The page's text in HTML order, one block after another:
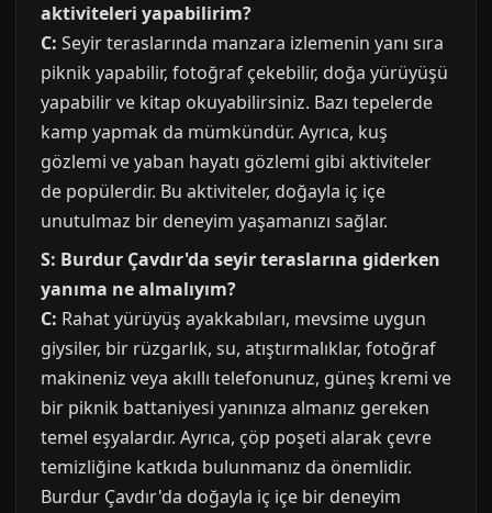
aktiviteleri yapabilirim?
C: Seyir teraslarında manzara izlemenin yanı sıra
piknik yapabilir, fotoğraf çekebilir, doğa yürüyüşü
yapabilir ve kitap okuyabilirsiniz. Bazı tepelerde
kamp yapmak da mümkündür. Ayrıca, kuş
gözlemi ve yaban hayatı gözlemi gibi aktiviteler
de popülerdir. Bu aktiviteler, doğayla iç içe
unutulmaz bir deneyim yaşamanızı sağlar.
S: Burdur Çavdır'da seyir teraslarına giderken
yanıma ne almalıyım?
C: Rahat yürüyüş ayakkabıları, mevsime uygun
giysiler, bir rüzgarlık, su, atıştırmalıklar, fotoğraf
makineniz veya akıllı telefonunuz, güneş kremi ve
bir piknik battaniyesi yanınıza almanız gereken
temel eşyalardır. Ayrıca, çöp poşeti alarak çevre
temizliğine katkıda bulunmanız da önemlidir.
Burdur Çavdır'da doğayla iç içe bir deneyim